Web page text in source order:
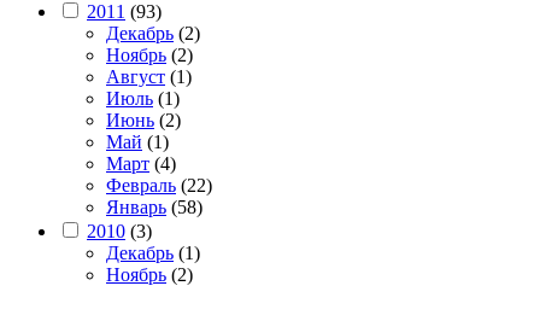
2011 (93)
Декабрь (2)
Ноябрь (2)
Август (1)
Июль (1)
Июнь (2)
Май (1)
Март (4)
Февраль (22)
Январь (58)
2010 (3)
Декабрь (1)
Ноябрь (2)